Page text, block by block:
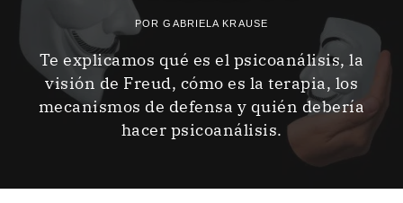
PORGABRIELA KRAUSE
Te explicamos qué es el psicoanálisis, la
visión de Freud, cómo es la terapia, los
mecanismos de defensa y quién debería
hacer psicoanálisis.